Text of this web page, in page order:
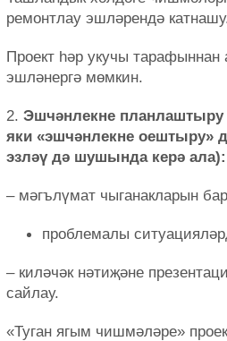
ремонтлау эшләрендә
Проект һәр укучы
эшләнергә мөмкин.
2. Эшчәнлекне
яки «эшчәнлекне оештыру»
эзләү дә шушында керә ала):
– мәгълүмат чыганакларын
проблемалы
– киләчәк нәтиҗәне
сайлау.
«Туган ягым чишмәләре»